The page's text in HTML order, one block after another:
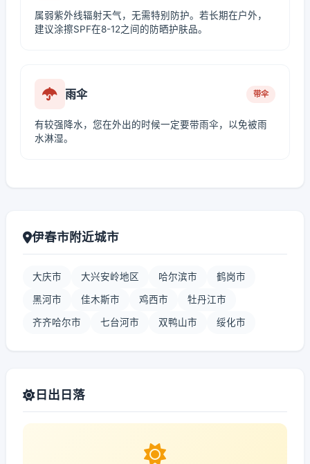
属弱紫外线辐射天气，无需特别防护。若长期在户外，
建议涂擦SPF在8-12之间的防晒护肤品。
雨伞 带伞
有较强降水，您在外出的时候一定要带雨伞，以免被雨
水淋湿。
伊春市附近城市
大庆市 大兴安岭地区 哈尔滨市 鹤岗市
黑河市 佳木斯市 鸡西市 牡丹江市
齐齐哈尔市 七台河市 双鸭山市 绥化市
日出日落